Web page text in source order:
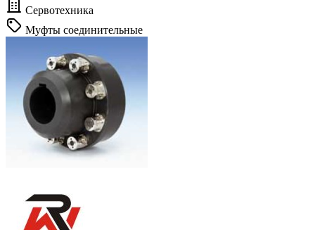
Сервотехника
Муфты соединительные